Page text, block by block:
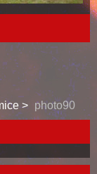
photo90